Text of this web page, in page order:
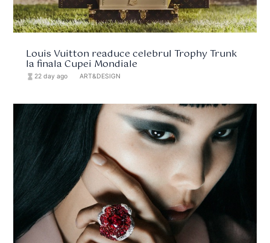
Louis Vuitton readuce celebrul Trophy Trunk
la finala Cupei Mondiale
hourglass_full 22 day ago ART&DESIGN